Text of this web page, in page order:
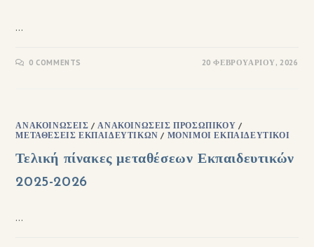
…
0 COMMENTS 20 ΦΕΒΡΟΥΑΡΊΟΥ, 2026
ΑΝΑΚΟΙΝΏΣΕΙΣ /ΑΝΑΚΟΙΝΏΣΕΙΣ ΠΡΟΣΩΠΙΚΟΎ /
ΜΕΤΑΘΈΣΕΙΣ ΕΚΠΑΙΔΕΥΤΙΚΏΝ / ΜΌΝΙΜΟΙ ΕΚΠΑΙΔΕΥΤΙΚΟΊ
Τελική πίνακες μεταθέσεων Εκπαιδευτικών
2025-2026
…